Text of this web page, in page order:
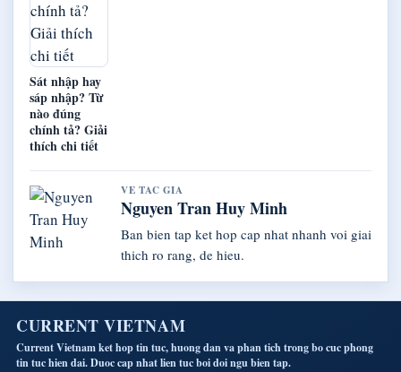
Sát nhập hay
sáp nhập? Từ
nào đúng
chính tả? Giải
thích chi tiết
VE TAC GIA
Nguyen Tran Huy Minh
Ban bien tap ket hop cap nhat nhanh voi giai
thich ro rang, de hieu.
CURRENT VIETNAM
Current Vietnam ket hop tin tuc, huong dan va phan tich trong bo cuc phong
tin tuc hien dai. Duoc cap nhat lien tuc boi doi ngu bien tap.